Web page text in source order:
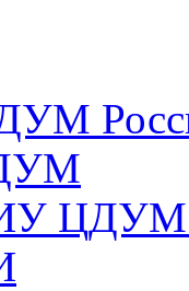
ЦДУМ